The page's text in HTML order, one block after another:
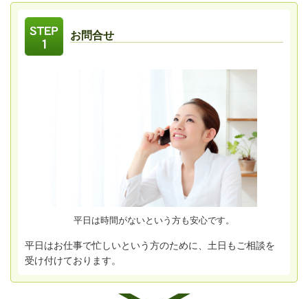
お問合せ
平日は時間がないという方も安心です。
平日はお仕事で忙しいという方のために、土日もご相談を
受け付けております。